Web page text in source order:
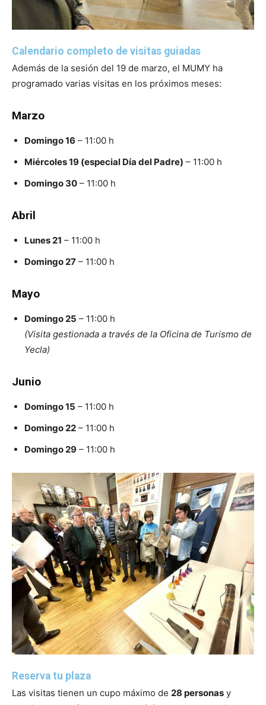
Calendario completo de visitas guiadas
Además de la sesión del 19 de marzo, el MUMY ha
programado varias visitas en los próximos meses:
Marzo
Domingo 16 – 11:00 h
Miércoles 19 (especial Día del Padre) – 11:00 h
Domingo 30 – 11:00 h
Abril
Lunes 21 – 11:00 h
Domingo 27 – 11:00 h
Mayo
Domingo 25 – 11:00 h
(Visita gestionada a través de la Oficina de Turismo de
Yecla)
Junio
Domingo 15 – 11:00 h
Domingo 22 – 11:00 h
Domingo 29 – 11:00 h
Reserva tu plaza
Las visitas tienen un cupo máximo de 28 personas y